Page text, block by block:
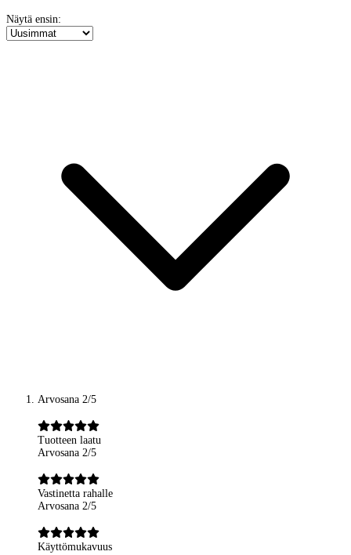
Näytä ensin:
Arvosana 2/5
Tuotteen laatu
Arvosana 2/5
Vastinetta rahalle
Arvosana 2/5
Käyttömukavuus